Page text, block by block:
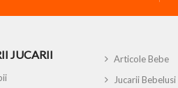
JUCARII
Articole Bebe
Jucarii Bebelusi